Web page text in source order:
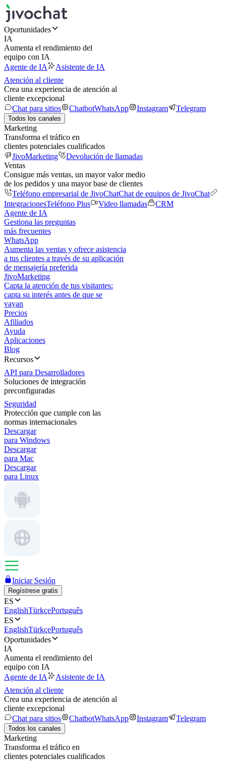
Oportunidades
IA
Aumenta el rendimiento del
equipo con IA
Agente de IA
Asistente de IA
Atención al cliente
Crea una experiencia de atención al
cliente excepcional
Chat para sitios
ChatbotWhatsApp Instagram Telegram
Todos los canales
Marketing
Transforma el tráfico en
clientes potenciales cualificados
JivoMarketing
Devolución de llamadas
Ventas
Consigue más ventas, un mayor valor medio
de los pedidos y una mayor base de clientes
Teléfono empresarial de JivoChatChat de equipos de JivoChat
IntegracionesTeléfono Plus Video llamadas
CRM
Agente de IA
Gestiona las preguntas
más frecuentes
WhatsApp
Aumenta las ventas y ofrece asistencia
a tus clientes a través de su aplicación
de mensajería preferida
JivoMarketing
Capta la atención de tus visitantes:
capta su interés antes de que se
vayan
Precios
Afiliados
Ayuda
Aplicaciones
Blog
Recursos
API para Desarrolladores
Soluciones de integración
preconfiguradas
Seguridad
Protección que cumple con las
normas internacionales
Descargar
para Windows
Descargar
para Mac
Descargar
para Linux
Iniciar Sesión
Regístrese gratis
ES
EnglishTürkçePortuguês
ES
EnglishTürkçePortuguês
Oportunidades
IA
Aumenta el rendimiento del
equipo con IA
Agente de IA
Asistente de IA
Atención al cliente
Crea una experiencia de atención al
cliente excepcional
Chat para sitios
ChatbotWhatsApp Instagram Telegram
Todos los canales
Marketing
Transforma el tráfico en
clientes potenciales cualificados